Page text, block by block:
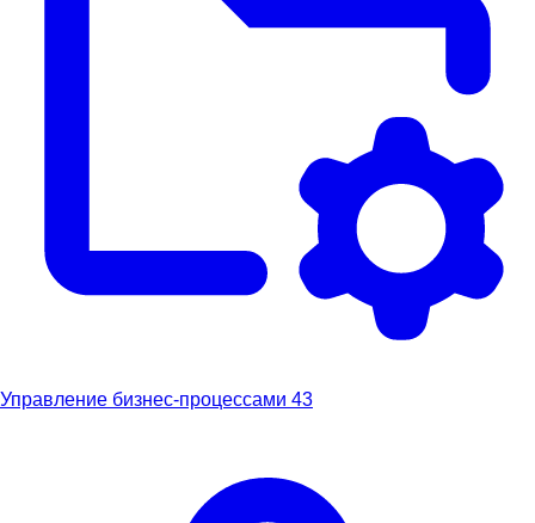
Управление бизнес-процессами 43